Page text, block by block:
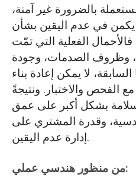
بالضرورة غير آمنة،
في عدم اليقين بشأن
الفعلية التي تمّت
وظروف الصدمات، وجودة
لا يمكن إعادة بناء
الفحص والاختبار. ونتيجةً
بشكل أكبر على عمق
وقدرة المشتري على
إدارة عدم اليقين.
من منظور هندسي عملي: